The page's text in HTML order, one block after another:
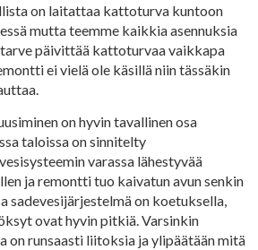
on laitattaa kattoturva kuntoon
mutta teemme kaikkia asennuksia
tarve päivittää kattoturvaa vaikkapa
ei vielä ole käsillä niin tässäkin
on hyvin tavallinen osa
taloissa on sinnitelty
varassa lähestyvää
ja remontti tuo kaivatun avun senkin
sadevesijärjestelmä on koetuksella,
ovat hyvin pitkiä. Varsinkin
on runsaasti liitoksia ja ylipäätään mitä